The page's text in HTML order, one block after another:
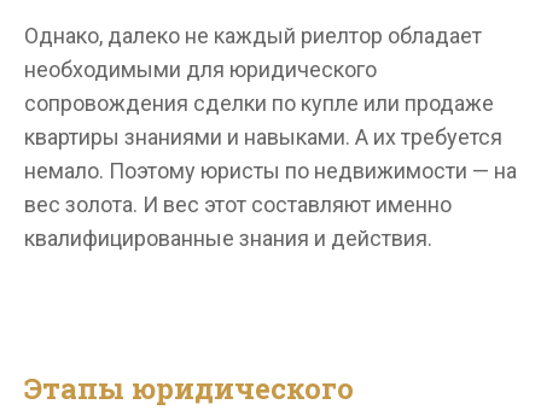
Однако, далеко не каждый риелтор обладает
необходимыми для юридического
сопровождения сделки по купле или продаже
квартиры знаниями и навыками. А их требуется
немало. Поэтому юристы по недвижимости — на
вес золота. И вес этот составляют именно
квалифицированные знания и действия.
Этапы юридического